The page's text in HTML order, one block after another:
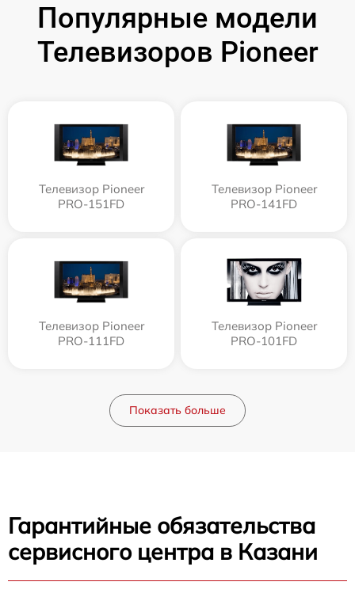
Популярные модели
Телевизоров Pioneer
Телевизор Pioneer
PRO-151FD
Телевизор Pioneer
PRO-141FD
Телевизор Pioneer
PRO-111FD
Телевизор Pioneer
PRO-101FD
Показать больше
Гарантийные обязательства
сервисного центра в Казани